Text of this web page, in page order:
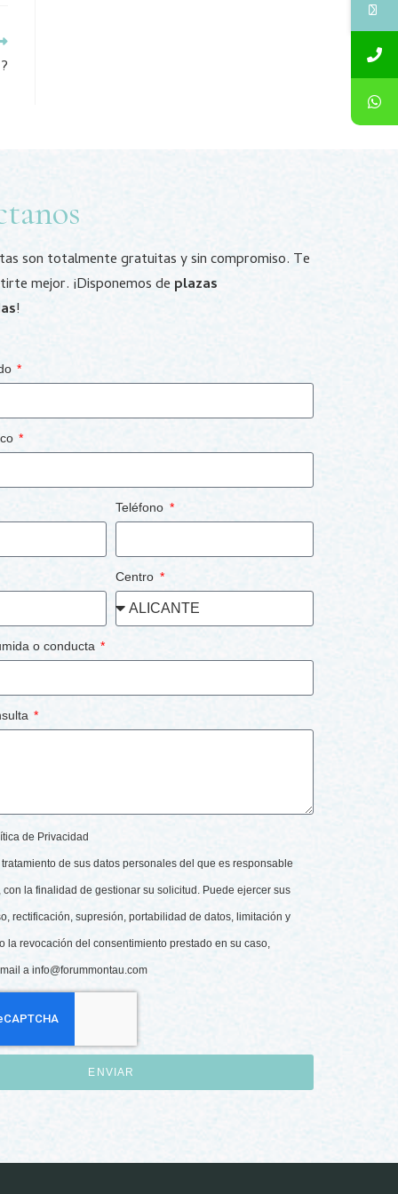
son totalmente gratuitas y sin compromiso. Te
mejor. ¡Disponemos de plazas
!
Teléfono
Centro
o conducta
de Privacidad
de sus datos personales del que es responsable
con la finalidad de gestionar su solicitud. Puede ejercer sus
rectificación, supresión, portabilidad de datos, limitación y
la revocación del consentimiento prestado en su caso,
a info@forummontau.com
ENVIAR